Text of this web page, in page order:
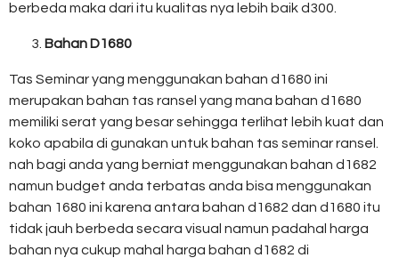
berbeda maka dari itu kualitas nya lebih baik d300.
Bahan D1680
Tas Seminar yang menggunakan bahan d1680 ini
merupakan bahan tas ransel yang mana bahan d1680
memiliki serat yang besar sehingga terlihat lebih kuat dan
koko apabila di gunakan untuk bahan tas seminar ransel.
nah bagi anda yang berniat menggunakan bahan d1682
namun budget anda terbatas anda bisa menggunakan
bahan 1680 ini karena antara bahan d1682 dan d1680 itu
tidak jauh berbeda secara visual namun padahal harga
bahan nya cukup mahal harga bahan d1682 di